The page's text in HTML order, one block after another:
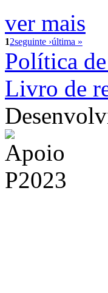
ver mais
12seguinte ›última »
Política
Livro de